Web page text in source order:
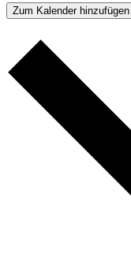
Zum Kalender hinzufügen